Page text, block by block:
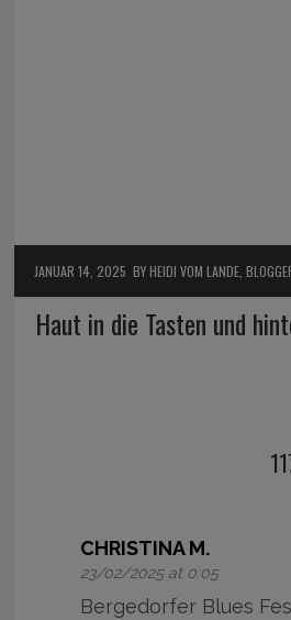
JANUAR 14, 2025 BY HEIDI VOM LANDE,
Haut in die Tasten und
CHRISTINA M.
23/02/2025 at 0:05
Bergedorfer Blues